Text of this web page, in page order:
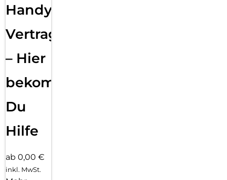
Handy
Vertragsabwicklung
– Hier
bekommst
Du
Hilfe
ab 0,00 €
inkl. MwSt.